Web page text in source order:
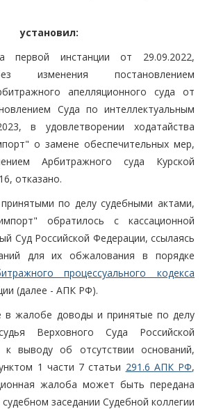
установил:
первой инстанции от 29.09.2022,
изменения постановлением
апелляционного суда от
Суда по интеллектуальным
в удовлетворении ходатайства
о замене обеспечительных мер,
Арбитражного суда Курской
отказано.
по делу судебными актами,
обратилось с кассационной
Суд Российской Федерации, ссылаясь
для их обжалования в порядке
процессуального кодекса
(далее - АПК РФ).
в жалобе доводы и принятые по делу
Верховного Суда Российской
выводу об отсутствии оснований,
1 части 7 статьи 291.6 АПК РФ,
жалоба может быть передана
заседании Судебной коллегии